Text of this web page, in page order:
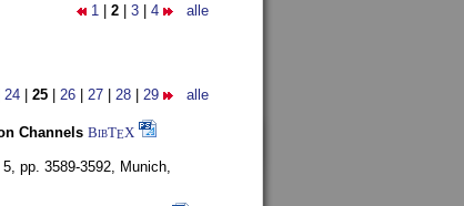
1 2 3 4 alle
24 25 26 27 28 29 alle
Channels BibTEX
pp. 3589-3592, Munich,